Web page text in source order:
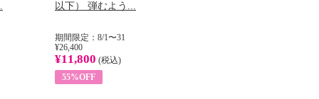
以下） 弾むよう...
期間限定：8/1〜31
¥26,400
¥11,800 (税込)
55%OFF